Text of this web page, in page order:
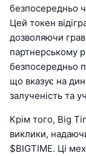
безпосередньо
Цей токен
дозволяючи
партнерському
безпосередньо
що вказує на
залученість та
Крім того, Big
виклики,
$BIGTIME. Ці